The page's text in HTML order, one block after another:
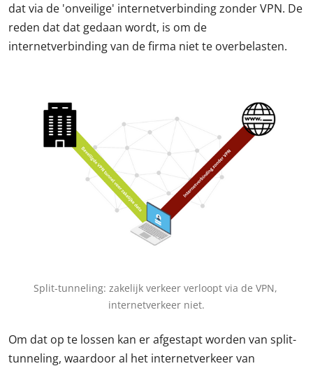
dat via de 'onveilige' internetverbinding zonder VPN. De
reden dat dat gedaan wordt, is om de
internetverbinding van de firma niet te overbelasten.
Split-tunneling: zakelijk verkeer verloopt via de VPN,
internetverkeer niet.
Om dat op te lossen kan er afgestapt worden van split-
tunneling, waardoor al het internetverkeer van